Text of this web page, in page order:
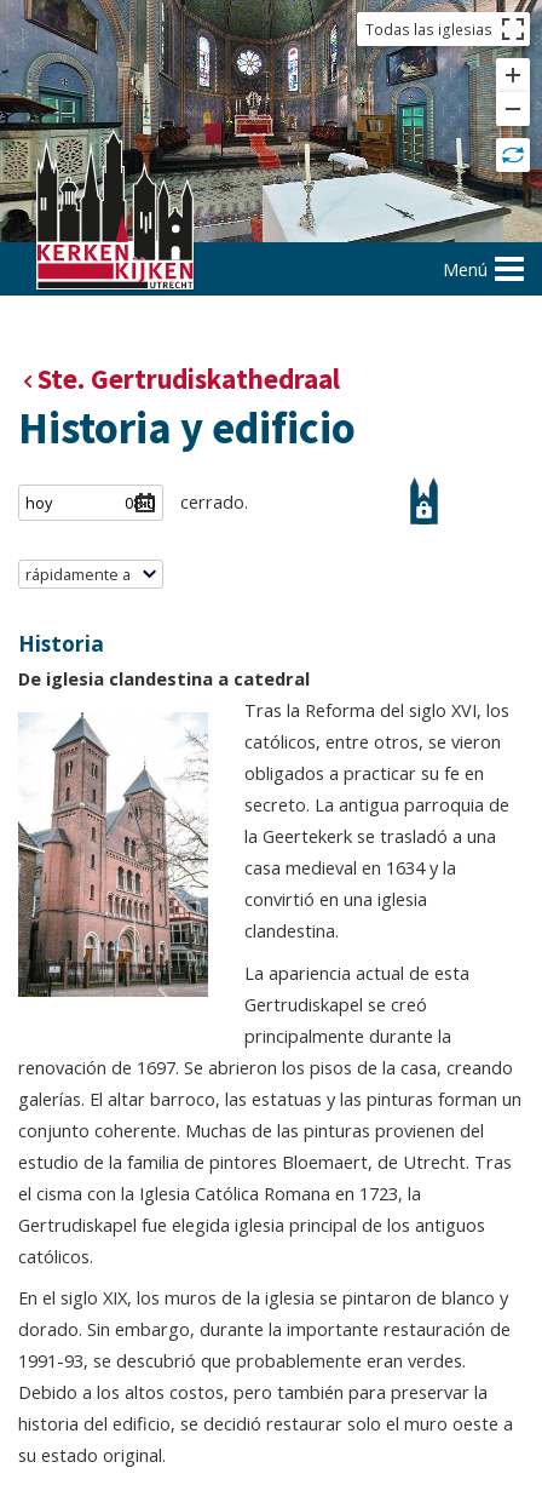
Todas las iglesias
Menú
Ste. Gertrudiskathedraal
Historia y edificio
cerrado.
rápidamente a
Historia
De iglesia clandestina a catedral
Tras la Reforma del siglo XVI, los
católicos, entre otros, se vieron
obligados a practicar su fe en
secreto. La antigua parroquia de
la Geertekerk se trasladó a una
casa medieval en 1634 y la
convirtió en una iglesia
clandestina.
La apariencia actual de esta
Gertrudiskapel se creó
principalmente durante la
renovación de 1697. Se abrieron los pisos de la casa, creando
galerías. El altar barroco, las estatuas y las pinturas forman un
conjunto coherente. Muchas de las pinturas provienen del
estudio de la familia de pintores Bloemaert, de Utrecht. Tras
el cisma con la Iglesia Católica Romana en 1723, la
Gertrudiskapel fue elegida iglesia principal de los antiguos
católicos.
En el siglo XIX, los muros de la iglesia se pintaron de blanco y
dorado. Sin embargo, durante la importante restauración de
1991-93, se descubrió que probablemente eran verdes.
Debido a los altos costos, pero también para preservar la
historia del edificio, se decidió restaurar solo el muro oeste a
su estado original.